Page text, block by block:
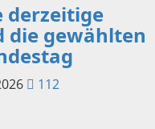
derzeitige
die gewählten
112